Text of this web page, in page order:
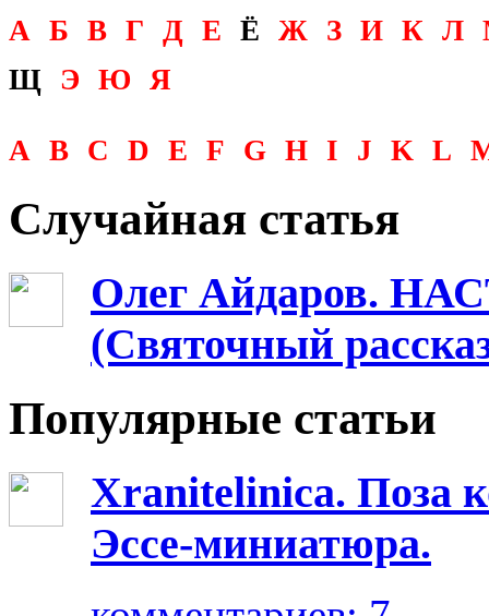
А Б В Г Д Е Ё Ж З И К Л
Щ Э Ю Я
A B C D E F G H I J K L
Случайная статья
Олег Айдаров.
(Святочный
Популярные статьи
Xranitelinica. Поза
Эссе-миниатюра.